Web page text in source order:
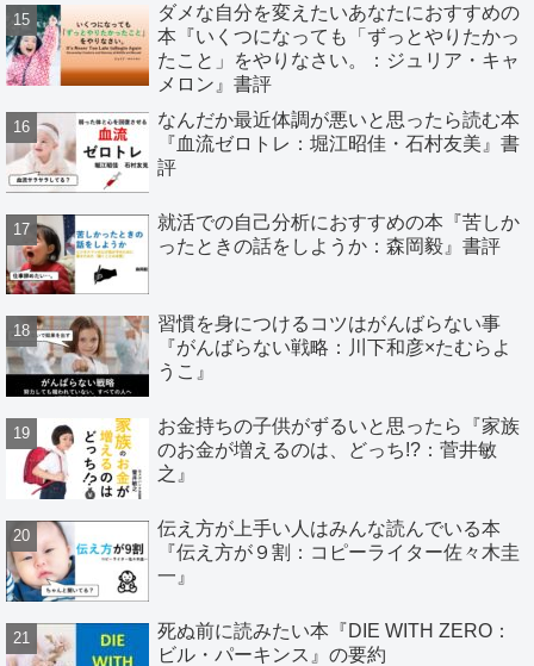
ダメな自分を変えたいあなたにおすすめの
本『いくつになっても「ずっとやりたかっ
たこと」をやりなさい。：ジュリア・キャ
メロン』書評
なんだか最近体調が悪いと思ったら読む本
『血流ゼロトレ：堀江昭佳・石村友美』書
評
就活での自己分析におすすめの本『苦しか
ったときの話をしようか：森岡毅』書評
習慣を身につけるコツはがんばらない事
『がんばらない戦略：川下和彦×たむらよ
うこ』
お金持ちの子供がずるいと思ったら『家族
のお金が増えるのは、どっち!?：菅井敏
之』
伝え方が上手い人はみんな読んでいる本
『伝え方が９割：コピーライター佐々木圭
一』
死ぬ前に読みたい本『DIE WITH ZERO：
ビル・パーキンス』の要約